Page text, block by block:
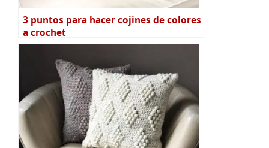
3 puntos para hacer cojines de colores
a crochet